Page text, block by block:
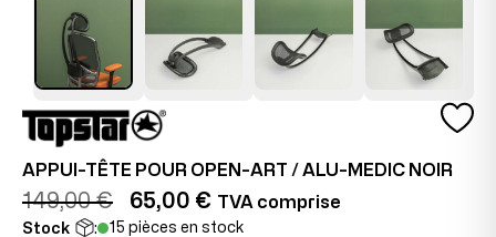
APPUI-TÊTE POUR OPEN-ART / ALU-MEDIC NOIR
149,00 € 65,00 € TVA comprise
Stock :
15 pièces en stock